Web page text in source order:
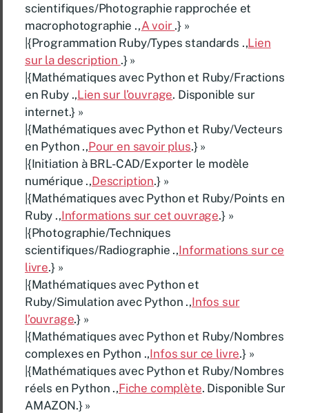
scientifiques/Photographie rapprochée et
macrophotographie .,A voir .} »
|{Programmation Ruby/Types standards .,Lien
sur la description .} »
|{Mathématiques avec Python et Ruby/Fractions
en Ruby .,Lien sur l’ouvrage. Disponible sur
internet.} »
|{Mathématiques avec Python et Ruby/Vecteurs
en Python .,Pour en savoir plus.} »
|{Initiation à BRL-CAD/Exporter le modèle
numérique .,Description.} »
|{Mathématiques avec Python et Ruby/Points en
Ruby .,Informations sur cet ouvrage.} »
|{Photographie/Techniques
scientifiques/Radiographie .,Informations sur ce
livre.} »
|{Mathématiques avec Python et
Ruby/Simulation avec Python .,Infos sur
l’ouvrage.} »
|{Mathématiques avec Python et Ruby/Nombres
complexes en Python .,Infos sur ce livre.} »
|{Mathématiques avec Python et Ruby/Nombres
réels en Python .,Fiche complète. Disponible Sur
AMAZON.} »